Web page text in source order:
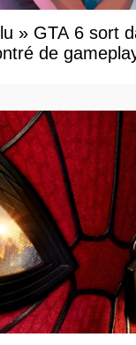
» GTA 6 sort
de